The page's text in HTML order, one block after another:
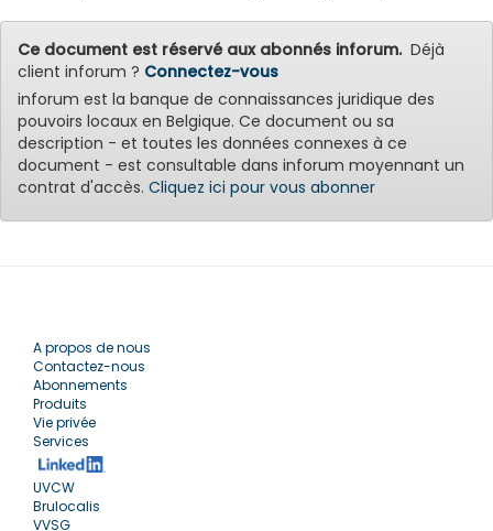
Ce document est réservé aux abonnés inforum.Déjà
client inforum ? Connectez-vous
inforum est la banque de connaissances juridique des
pouvoirs locaux en Belgique. Ce document ou sa
description - et toutes les données connexes à ce
document - est consultable dans inforum moyennant un
contrat d'accès. Cliquez ici pour vous abonner
A propos de nous
Contactez-nous
Abonnements
Produits
Vie privée
Services
UVCW
Brulocalis
VVSG